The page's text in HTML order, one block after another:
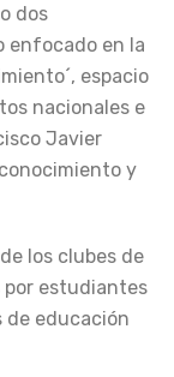
dos
enfocado en la
espacio
nacionales e
Javier
y
los clubes de
estudiantes
de educación